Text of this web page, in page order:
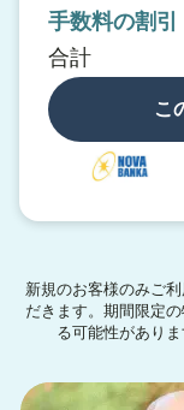
手数料の割引
合計
こ
新規のお客様のみご
だきます。期間限定
る可能性があり